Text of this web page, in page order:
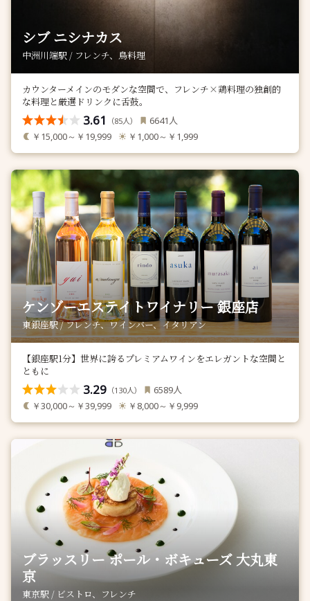
シブ ニシナカス
中洲川端駅 / フレンチ、鳥料理
カウンターメインのモダンな空間で、フレンチ×鶏料理の独創的
な料理と厳選ドリンクに舌鼓。
3.61 （85人） 6641 人
￥15,000～￥19,999 ￥1,000～￥1,999
ケンゾーエステイトワイナリー 銀座店
東銀座駅 / フレンチ、ワインバー、イタリアン
【銀座駅1分】世界に誇るプレミアムワインをエレガントな空間と
ともに
3.29 （130人） 6589人
￥30,000～￥39,999 ￥8,000～￥9,999
ブラッスリー ポール・ボキューズ 大丸東
京
東京駅 / ビストロ、フレンチ